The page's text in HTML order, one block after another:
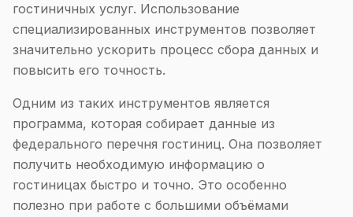
гостиничных услуг. Использование
специализированных инструментов позволяет
значительно ускорить процесс сбора данных и
повысить его точность.
Одним из таких инструментов является
программа, которая собирает данные из
федерального перечня гостиниц. Она позволяет
получить необходимую информацию о
гостиницах быстро и точно. Это особенно
полезно при работе с большими объёмами